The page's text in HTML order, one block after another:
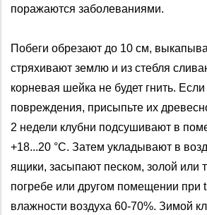
поражаются заболеваниями.
Побеги обрезают до 10 см,
стряхивают землю и из стебля
корневая шейка не будет гнить.
повреждения, присыпьте их
2 недели клубни подсушивают в
+18...20 °С. Затем укладывают в
ящики, засыпают песком, золой или
погребе или другом помещении при
влажности воздуха 60-70%. Зимой